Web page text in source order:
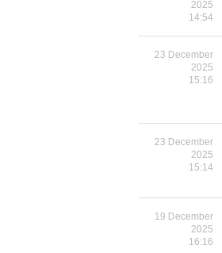
2025
14:54
23 December
2025
15:16
23 December
2025
15:14
19 December
2025
16:16